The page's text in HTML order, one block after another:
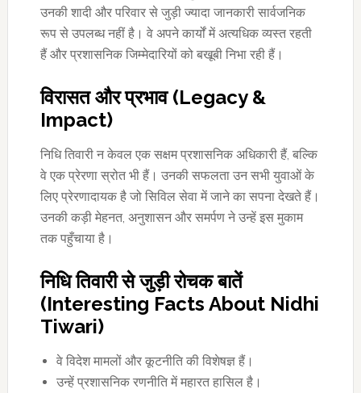
उनकी शादी और परिवार से जुड़ी ज्यादा जानकारी सार्वजनिक
रूप से उपलब्ध नहीं है। वे अपने कार्यों में अत्यधिक व्यस्त रहती
हैं और प्रशासनिक जिम्मेदारियों को बखूबी निभा रही हैं।
विरासत और प्रभाव (Legacy &
Impact)
निधि तिवारी न केवल एक सक्षम प्रशासनिक अधिकारी हैं, बल्कि
वे एक प्रेरणा स्रोत भी हैं। उनकी सफलता उन सभी युवाओं के
लिए प्रेरणादायक है जो सिविल सेवा में जाने का सपना देखते हैं।
उनकी कड़ी मेहनत, अनुशासन और समर्पण ने उन्हें इस मुकाम
तक पहुँचाया है।
निधि तिवारी से जुड़ी रोचक बातें
(Interesting Facts About Nidhi
Tiwari)
वे विदेश मामलों और कूटनीति की विशेषज्ञ हैं।
उन्हें प्रशासनिक रणनीति में महारत हासिल है।